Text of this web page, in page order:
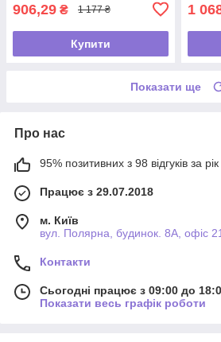
906,29 ₴ 1 177 ₴
Купити
1
Показати ще
Про нас
95% позитивних з 98 відгуків за рік
Працює з 29.07.2018
м. Київ
вул. Полярна, будинок. 8А, офіс
Контакти
Сьогодні працює з 09:00 до
Показати весь графік роботи